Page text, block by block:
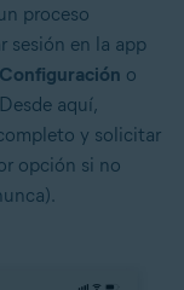
proceso
sesión en la app
Configuración o
aquí,
y solicitar
opción si no